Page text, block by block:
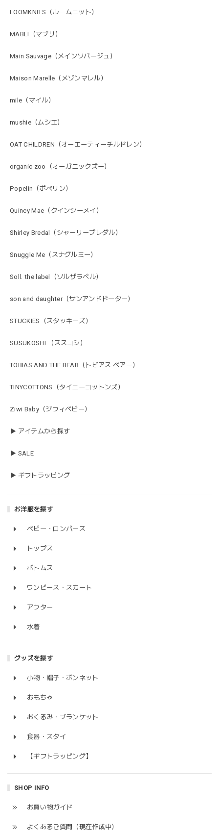
LOOMKNITS（ルームニット）
MABLI（マブリ）
Main Sauvage（メインソバージュ）
Maison Marelle（メゾンマレル）
mile（マイル）
mushie（ムシエ）
OAT CHILDREN（オーエーティーチルドレン）
organic zoo（オーガニックズー）
Popelin（ポペリン）
Quincy Mae（クインシーメイ）
Shirley Bredal（シャーリーブレダル）
Snuggle Me（スナグルミー）
Soll. the label（ソルザラベル）
son and daughter（サンアンドドーター）
STUCKIES（スタッキーズ）
SUSUKOSHI （ススコシ）
TOBIAS AND THE BEAR（トビアス ベアー）
TINYCOTTONS（タイニーコットンズ）
Ziwi Baby（ジウィベビー）
▶ アイテムから探す
▶ SALE
▶ ギフトラッピング
お洋服を探す
ベビー・ロンパース
トップス
ボトムス
ワンピース・スカート
アウター
水着
グッズを探す
小物・帽子・ボンネット
おもちゃ
おくるみ・ブランケット
食器・スタイ
【ギフトラッピング】
SHOP INFO
お買い物ガイド
よくあるご質問（現在作成中）